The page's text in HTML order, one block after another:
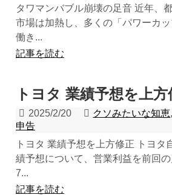
タワマンバブル崩壊の足音 近年、
市場は加熱し、多くの「パワーカ
働き...
記事を読む
トヨタ 業績予想を上方
2025/2/20 クソみたいな知恵
申告
トヨタ 業績予想を上方修正 トヨ
績予想について、営業利益を前回
7...
記事を読む